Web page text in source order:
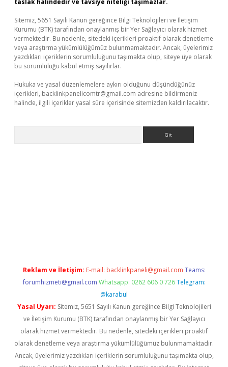
taslak halindedir ve tavsiye niteliği taşımazlar.
Sitemiz, 5651 Sayılı Kanun gereğince Bilgi Teknolojileri ve İletişim
Kurumu (BTK) tarafından onaylanmış bir Yer Sağlayıcı olarak hizmet
vermektedir. Bu nedenle, sitedeki içerikleri proaktif olarak denetleme
veya araştırma yükümlülüğümüz bulunmamaktadır. Ancak, üyelerimiz
yazdıkları içeriklerin sorumluluğunu taşımakta olup, siteye üye olarak
bu sorumluluğu kabul etmiş sayılırlar.
Hukuka ve yasal düzenlemelere aykırı olduğunu düşündüğünüz
içerikleri, backlinkpanelicomtr@gmail.com adresine bildirmeniz
halinde, ilgili içerikler yasal süre içerisinde sitemizden kaldırılacaktır.
Reklam ve İletişim: E-mail: backlinkpaneli@gmail.com Teams:
forumhizmeti@gmail.com Whatsapp: 0262 606 0 726 Telegram:
@karabul
Yasal Uyarı: Sitemiz, 5651 Sayılı Kanun gereğince Bilgi Teknolojileri
ve İletişim Kurumu (BTK) tarafından onaylanmış bir Yer Sağlayıcı
olarak hizmet vermektedir. Bu nedenle, sitedeki içerikleri proaktif
olarak denetleme veya araştırma yükümlülüğümüz bulunmamaktadır.
Ancak, üyelerimiz yazdıkları içeriklerin sorumluluğunu taşımakta olup,